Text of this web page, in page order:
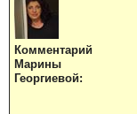
Комментарий
Марины
Георгиевой: